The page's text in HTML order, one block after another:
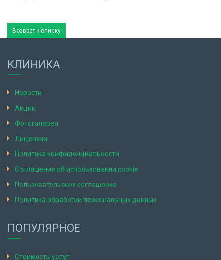
Возврат к списку
КЛИНИКА
Новости
Акции
Фотогалерея
Лицензии
Политика конфиденциальности
Соглашение об использовании cookie
Пользовательское соглашение
Политика обработки персональных данных
ПОПУЛЯРНОЕ
Стоимость услуг